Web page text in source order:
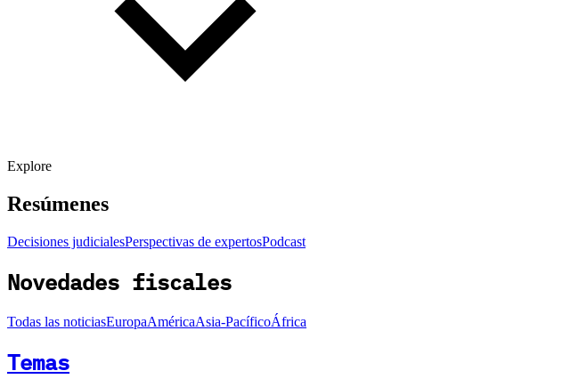
Explore
Resúmenes
Decisiones judicialesPerspectivas de expertosPodcast
Novedades fiscales
Todas las noticiasEuropaAméricaAsia-PacíficoÁfrica
Temas